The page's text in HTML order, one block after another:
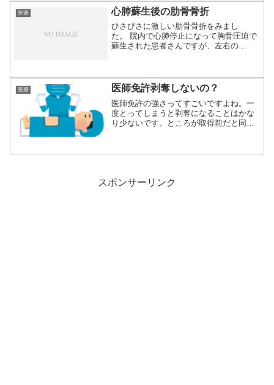
医療 心肺蘇生後の肋骨骨折
ひさびさに激しい肋骨骨折をみまし
た。 院内で心肺停止になって胸骨圧迫で
蘇生された患者さんですが、左右の
医療 医師免許剥奪しないの？
医師免許の強さってすごいですよね。一
度とってしまうと剥奪になることはかな
り少ないです。ところが取得前だと同じ
スポンサーリンク